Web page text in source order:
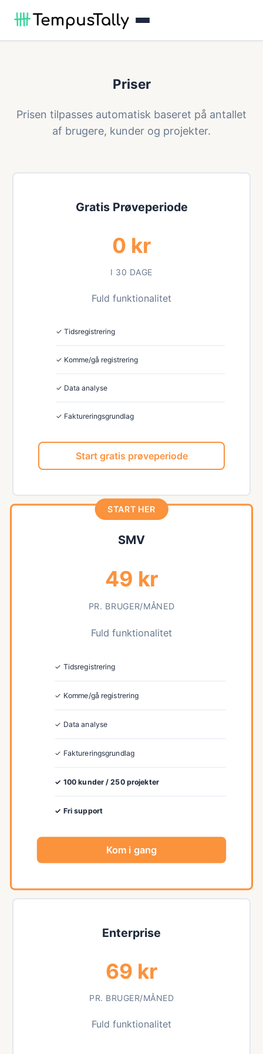
Priser
Prisen tilpasses automatisk baseret på antallet
af brugere, kunder og projekter.
Gratis Prøveperiode
0 kr
I 30 DAGE
Fuld funktionalitet
✓ Tidsregistrering
✓ Komme/gå registrering
✓ Data analyse
✓ Faktureringsgrundlag
Start gratis prøveperiode
START HER
SMV
49 kr
PR. BRUGER/MÅNED
Fuld funktionalitet
✓ Tidsregistrering
✓ Komme/gå registrering
✓ Data analyse
✓ Faktureringsgrundlag
✓ 100 kunder / 250 projekter
✓ Fri support
Kom i gang
Enterprise
69 kr
PR. BRUGER/MÅNED
Fuld funktionalitet